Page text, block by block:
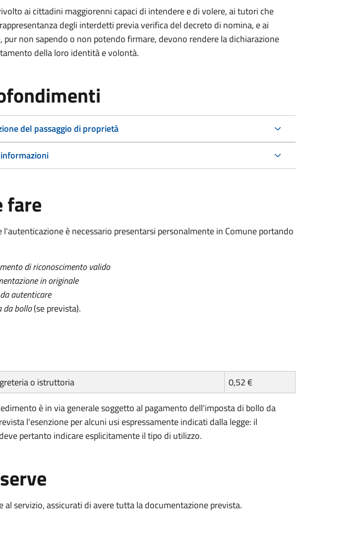
ai cittadini maggiorenni capaci di intendere e di volere, ai tutori che
degli interdetti previa verifica del decreto di nomina, e ai
pur non sapendo o non potendo firmare, devono rendere la dichiarazione
della loro identità e volontà.
del passaggio di proprietà
fare
l'autenticazione è necessario presentarsi personalmente in Comune portando
di riconoscimento valido
in originale
autenticare
da bollo(se prevista).
o istruttoria
0,52 €
è in via generale soggetto al pagamento dell'imposta di bollo da
l'esenzione per alcuni usi espressamente indicati dalla legge: il
pertanto indicare esplicitamente il tipo di utilizzo.
al servizio, assicurati di avere tutta la documentazione prevista.